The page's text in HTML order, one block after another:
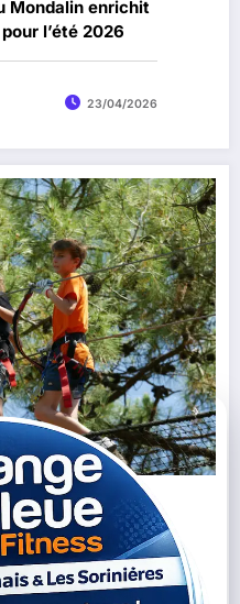
Mondalin enrichit
l’été 2026
23/04/2026
,Exploraparc ,
,Parc Aventure,
,Tyrolienne,Vendée
sans limite de